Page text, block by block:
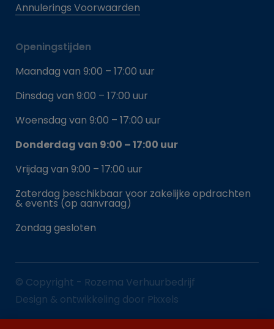
Annulerings Voorwaarden
Openingstijden
Maandag van 9:00 – 17:00 uur
Dinsdag van 9:00 – 17:00 uur
Woensdag van 9:00 – 17:00 uur
Donderdag van 9:00 – 17:00 uur
Vrijdag van 9:00 – 17:00 uur
Zaterdag beschikbaar voor zakelijke opdrachten
& events (op aanvraag)
Zondag gesloten
© Copyright - Rozema Verhuurbedrijf
Design & ontwikkeling door Pixxels